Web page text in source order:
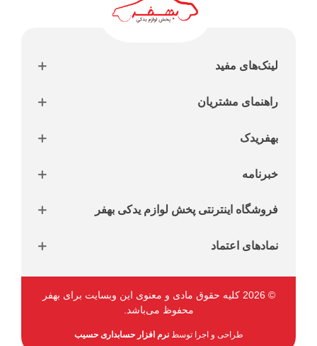
لینک‌های مفید
راهنمای مشتریان
بهفریدک
خبرنامه
فروشگاه اینترنتی پخش لوازم یدکی بهفر
نمادهای اعتماد
طراحی و اجرا توسطنرم افزار حسابداری حسیب
© 2026 کلیه حقوق مادی و معنوی این وبسایت برای بهفر
محفوظ می‌باشد.